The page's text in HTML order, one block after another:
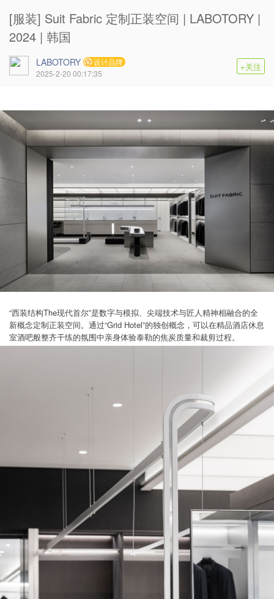
[服装] Suit Fabric 定制正装空间 | LABOTORY |
2024 | 韩国
LABOTORY
设计品牌
2025-2-20 00:17:35
+关注
“西装结构The现代首尔”是数字与模拟、尖端技术与匠人精神相融合的全
新概念定制正装空间。通过“Grid Hotel”的独创概念，可以在精品酒店休息
室酒吧般整齐干练的氛围中亲身体验泰勒的焦炭质量和裁剪过程。